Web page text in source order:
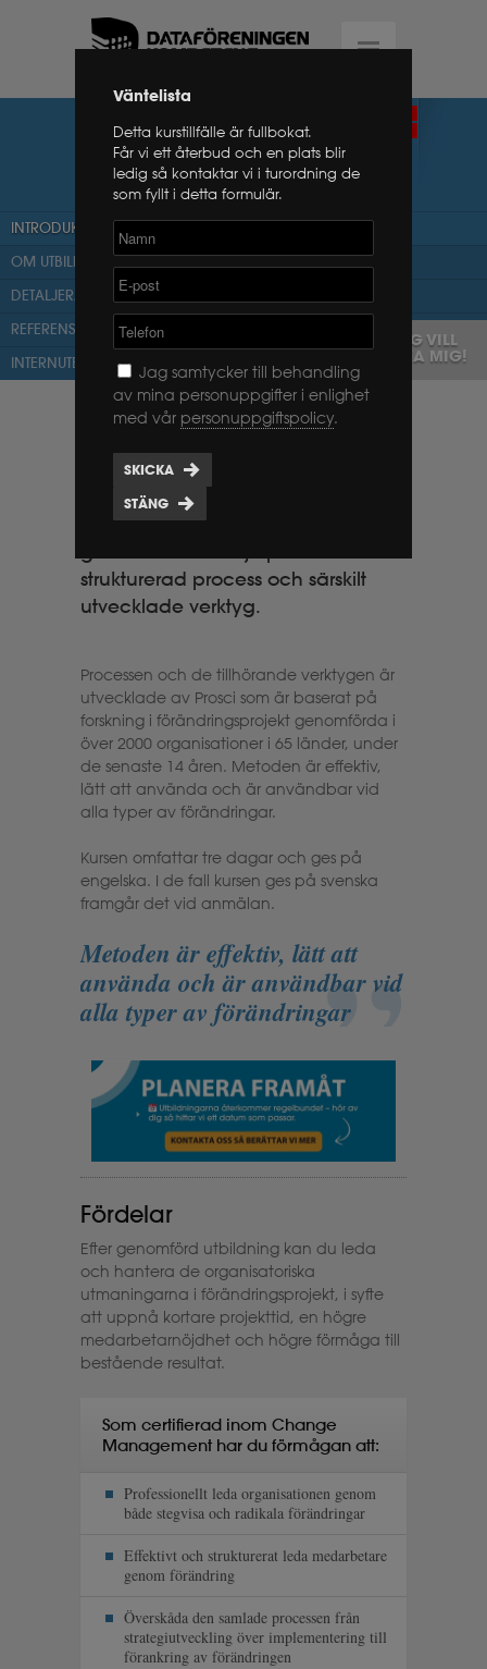
PROSCI CHANGE
MANAGEMENT
CERTIFICATION
INTRODUKTION
OM UTBILDNINGEN
DETALJERAT PROGRAM
REFERENSER
INTERNUTBILDNING
JAG VILL
BOKA MIG!
Kursen omfattar tre intensiva dagar
och framgångsrikt genomföra den
organisatoriska sidan av
förändringar. Utbildningen
strukturerad process och särskilt
utvecklade verktyg.
Processen och de tillhörande verktygen är
utvecklade av Prosci som är baserat på
forskning i förändringsprojekt genomförda i
över 2000 organisationer i 65 länder, under
de senaste 14 åren. Metoden är effektiv,
lätt att använda och är användbar vid
alla typer av förändringar.
Kursen omfattar tre dagar och ges på
engelska. I de fall kursen ges på svenska
framgår det vid anmälan.
Metoden är effektiv, lätt att
använda och är användbar vid
alla typer av förändringar
Fördelar
Efter genomförd utbildning kan du leda
och hantera de organisatoriska
utmaningarna i förändringsprojekt, i syfte
att uppnå kortare projekttid, en högre
medarbetarnöjdhet och högre förmåga till
bestående resultat.
Som certifierad inom Change
Management har du förmågan att:
Professionellt leda organisationen genom
både stegvisa och radikala förändringar
Effektivt och strukturerat leda medarbetare
genom förändring
Överskåda den samlade processen från
strategiutveckling över implementering till
förankring av förändringen
Väntelista
Detta kurstillfälle är fullbokat.
Får vi ett återbud och en plats blir
ledig så kontaktar vi i turordning de
som fyllt i detta formulär.
Jag samtycker till behandling
av mina personuppgifter i enlighet
med vår personuppgiftspolicy.
SKICKA
STÄNG